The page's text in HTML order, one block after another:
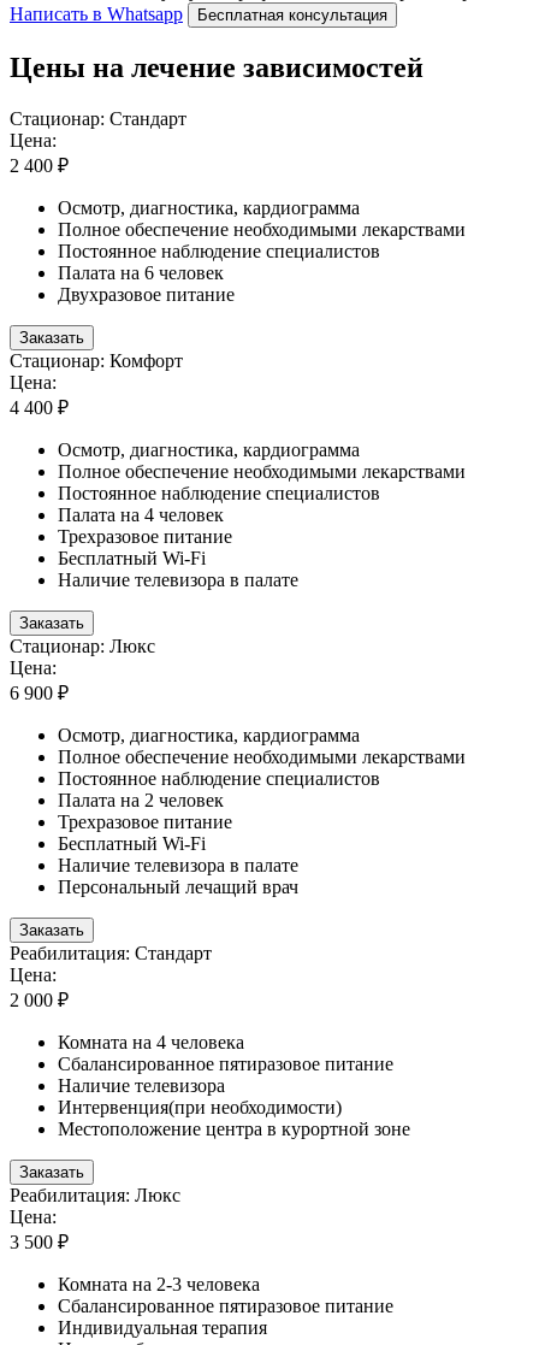
Написать в Whatsapp
Бесплатная консультация
Цены на лечение зависимостей
Стационар: Стандарт
Цена:
2 400 ₽
Осмотр, диагностика, кардиограмма
Полное обеспечение необходимыми лекарствами
Постоянное наблюдение специалистов
Палата на 6 человек
Двухразовое питание
Заказать
Стационар: Комфорт
Цена:
4 400 ₽
Осмотр, диагностика, кардиограмма
Полное обеспечение необходимыми лекарствами
Постоянное наблюдение специалистов
Палата на 4 человек
Трехразовое питание
Бесплатный Wi-Fi
Наличие телевизора в палате
Заказать
Стационар: Люкс
Цена:
6 900 ₽
Осмотр, диагностика, кардиограмма
Полное обеспечение необходимыми лекарствами
Постоянное наблюдение специалистов
Палата на 2 человек
Трехразовое питание
Бесплатный Wi-Fi
Наличие телевизора в палате
Персональный лечащий врач
Заказать
Реабилитация: Стандарт
Цена:
2 000 ₽
Комната на 4 человека
Сбалансированное пятиразовое питание
Наличие телевизора
Интервенция(при необходимости)
Местоположение центра в курортной зоне
Заказать
Реабилитация: Люкс
Цена:
3 500 ₽
Комната на 2-3 человека
Сбалансированное пятиразовое питание
Индивидуальная терапия